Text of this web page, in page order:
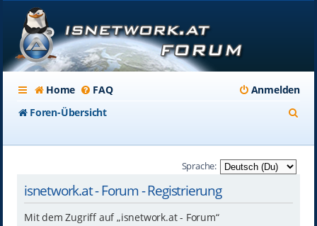
Home FAQ
Anmelden
Foren-Übersicht
Sprache:
isnetwork.at - Forum - Registrierung
Mit dem Zugriff auf „isnetwork.at - Forum“